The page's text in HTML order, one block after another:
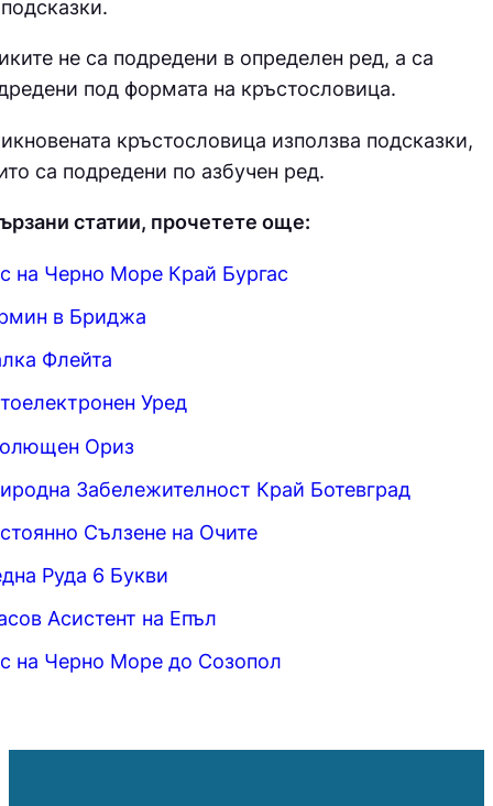
не са подредени в определен ред, а са
под формата на кръстословица.
кръстословица използва подсказки,
са подредени по азбучен ред.
статии, прочетете още:
на Черно Море Край Бургас
в Бриджа
Флейта
Уред
Ориз
Забележителност Край Ботевград
Сълзене на Очите
Руда 6 Букви
Асистент на Епъл
на Черно Море до Созопол